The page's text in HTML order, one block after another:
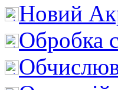
Новий
Обробка